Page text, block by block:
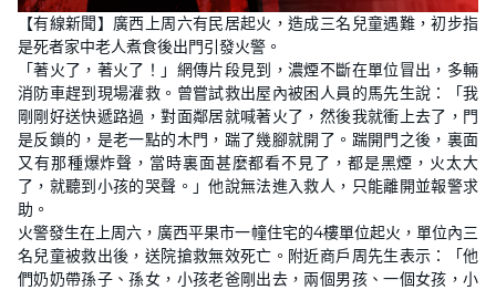
【有線新聞】廣西上周六有民居起火，造成三名兒童遇難，初步指
是死者家中老人煮食後出門引發火警。
「著火了，著火了！」網傳片段見到，濃煙不斷在單位冒出，多輛
消防車趕到現場灌救。曾嘗試救出屋內被困人員的馬先生說：「我
剛剛好送快遞路過，對面鄰居就喊著火了，然後我就衝上去了，門
是反鎖的，是老一點的木門，踹了幾腳就開了。踹開門之後，裏面
又有那種爆炸聲，當時裏面甚麼都看不見了，都是黑煙，火太大
了，就聽到小孩的哭聲。」他說無法進入救人，只能離開並報警求
助。
火警發生在上周六，廣西平果市一幢住宅的4樓單位起火，單位內三
名兒童被救出後，送院搶救無效死亡。附近商戶周先生表示：「他
們奶奶帶孫子、孫女，小孩老爸剛出去，兩個男孩、一個女孩，小